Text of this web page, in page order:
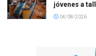
jóvenes a
04/08/2026